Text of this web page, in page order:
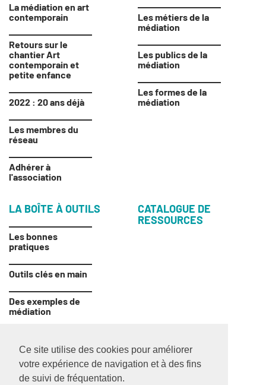
Ce site utilise des cookies pour améliorer
votre expérience de navigation et à des fins
de suivi de fréquentation.
La médiation en art
contemporain
Retours sur le
chantier Art
contemporain et
petite enfance
2022 : 20 ans déjà
Les membres du
réseau
Adhérer à
l'association
Les métiers de la
médiation
Les publics de la
médiation
Les formes de la
médiation
LA BOÎTE À OUTILS
Les bonnes
pratiques
Outils clés en main
Des exemples de
médiation
CATALOGUE DE
RESSOURCES
CONTACT